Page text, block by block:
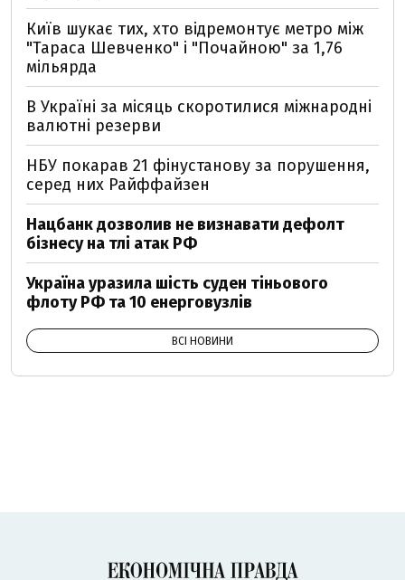
Київ шукає тих, хто відремонтує метро між
"Тараса Шевченко" і "Почайною" за 1,76
мільярда
В Україні за місяць скоротилися міжнародні
валютні резерви
НБУ покарав 21 фінустанову за порушення,
серед них Райффайзен
Нацбанк дозволив не визнавати дефолт
бізнесу на тлі атак РФ
Україна уразила шість суден тіньового
флоту РФ та 10 енерговузлів
ВСІ НОВИНИ